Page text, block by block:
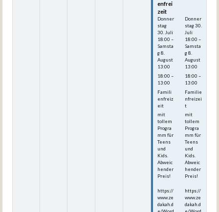
enfrei
zeit
Donner
stag
30. Juli
18:00 –
Samsta
g8.
August
13:00
18:00 –
13:00
Famili
enfreiz
eit
mit
tollem
Progra
mm für
Teens
und
Kids.
Abweic
hender
Preis!
https://
www.ze
dakah.d
Donner
stag30.
Juli
18:00 –
Samsta
g8.
August
13:00
18:00 –
13:00
Familie
nfreizei
t
mit
tollem
Progra
mm für
Teens
und
Kids.
Abweic
hender
Preis!
https://
www.ze
dakah.d